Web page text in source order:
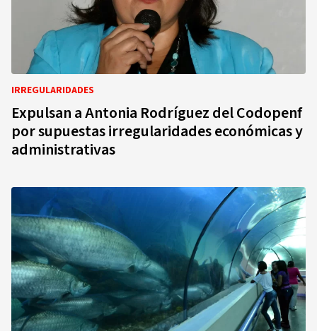
IRREGULARIDADES
Expulsan a Antonia Rodríguez del Codopenf
por supuestas irregularidades económicas y
administrativas